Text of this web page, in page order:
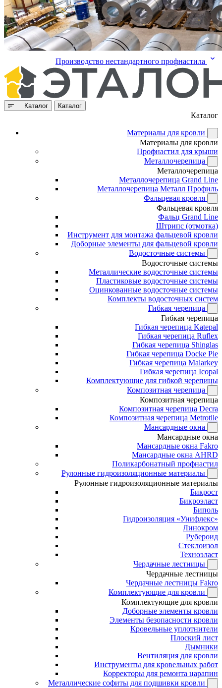
Производство нестандартного профнастила
Каталог Каталог
Каталог
Материалы для кровли
Материалы для кровли
Профнастил для крыши
Металлочерепица
Металлочерепица
Металлочерепица Grand Line
Металлочерепица Металл Профиль
Фальцевая кровля
Фальцевая кровля
Фальц Grand Line
Штрипс (отмотка)
Инструмент для монтажа фальцевой кровли
Доборные элементы для фальцевой кровли
Водосточные системы
Водосточные системы
Металлические водосточные системы
Пластиковые водосточные системы
Оцинкованные водосточные системы
Комплекты водосточных систем
Гибкая черепица
Гибкая черепица
Гибкая черепица Katepal
Гибкая черепица Ruflex
Гибкая черепица Shinglas
Гибкая черепица Docke Pie
Гибкая черепица Malarkey
Гибкая черепица Icopal
Комплектующие для гибкой черепицы
Композитная черепица
Композитная черепица
Композитная черепица Decra
Композитная черепица Metrotile
Мансардные окна
Мансардные окна
Мансардные окна Fakro
Мансардные окна AHRD
Поликарбонатный профнастил
Рулонные гидроизоляционные материалы
Рулонные гидроизоляционные материалы
Бикрост
Бикроэласт
Биполь
Гидроизоляция «Унифлекс»
Линокром
Рубероид
Стеклоизол
Техноэласт
Чердачные лестницы
Чердачные лестницы
Чердачные лестницы Fakro
Комплектующие для кровли
Комплектующие для кровли
Доборные элементы кровли
Элементы безопасности кровли
Кровельные уплотнители
Плоский лист
Дымники
Вентиляция для кровли
Инструменты для кровельных работ
Корректоры для ремонта царапин
Металлические софиты для подшивки кровли